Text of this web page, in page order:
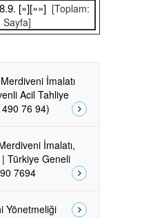
8.9. [»][»»] [Toplam:
Sayfa]
İmalatı
Acil Tahliye
76 94)
İmalatı,
| Türkiye Geneli
7694
Yönetmeliği